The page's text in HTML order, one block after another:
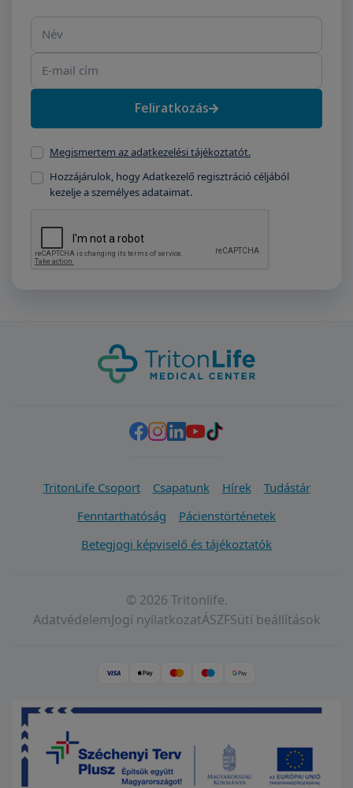
Név
E-mail cím
Feliratkozás
Megismertem az adatkezelési tájékoztatót.
Hozzájárulok, hogy Adatkezelő regisztráció céljából
kezelje a személyes adataimat.
TritonLife Csoport Csapatunk Hírek
Tudástár
Fenntarthatóság
Pácienstörténetek
Betegjogi képviselő és tájékoztatók
© 2026 Tritonlife.
AdatvédelemJogi nyilatkozatÁSZFSüti beállítások